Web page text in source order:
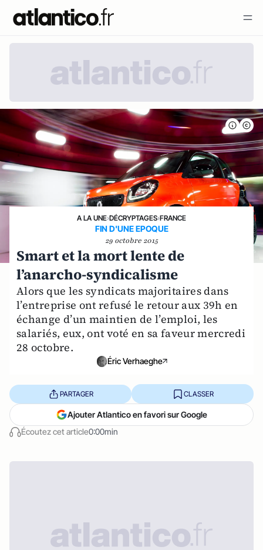
A LA UNE›DÉCRYPTAGES›FRANCE
FIN D'UNE EPOQUE
29 octobre 2015
Smart et la mort lente de
l’anarcho-syndicalisme
Alors que les syndicats majoritaires dans
l’entreprise ont refusé le retour aux 39h en
échange d’un maintien de l’emploi, les
salariés, eux, ont voté en sa faveur mercredi
28 octobre.
Éric Verhaeghe
Écoutez cet article0:00min
PARTAGER CLASSER
Ajouter Atlantico en favori sur Google